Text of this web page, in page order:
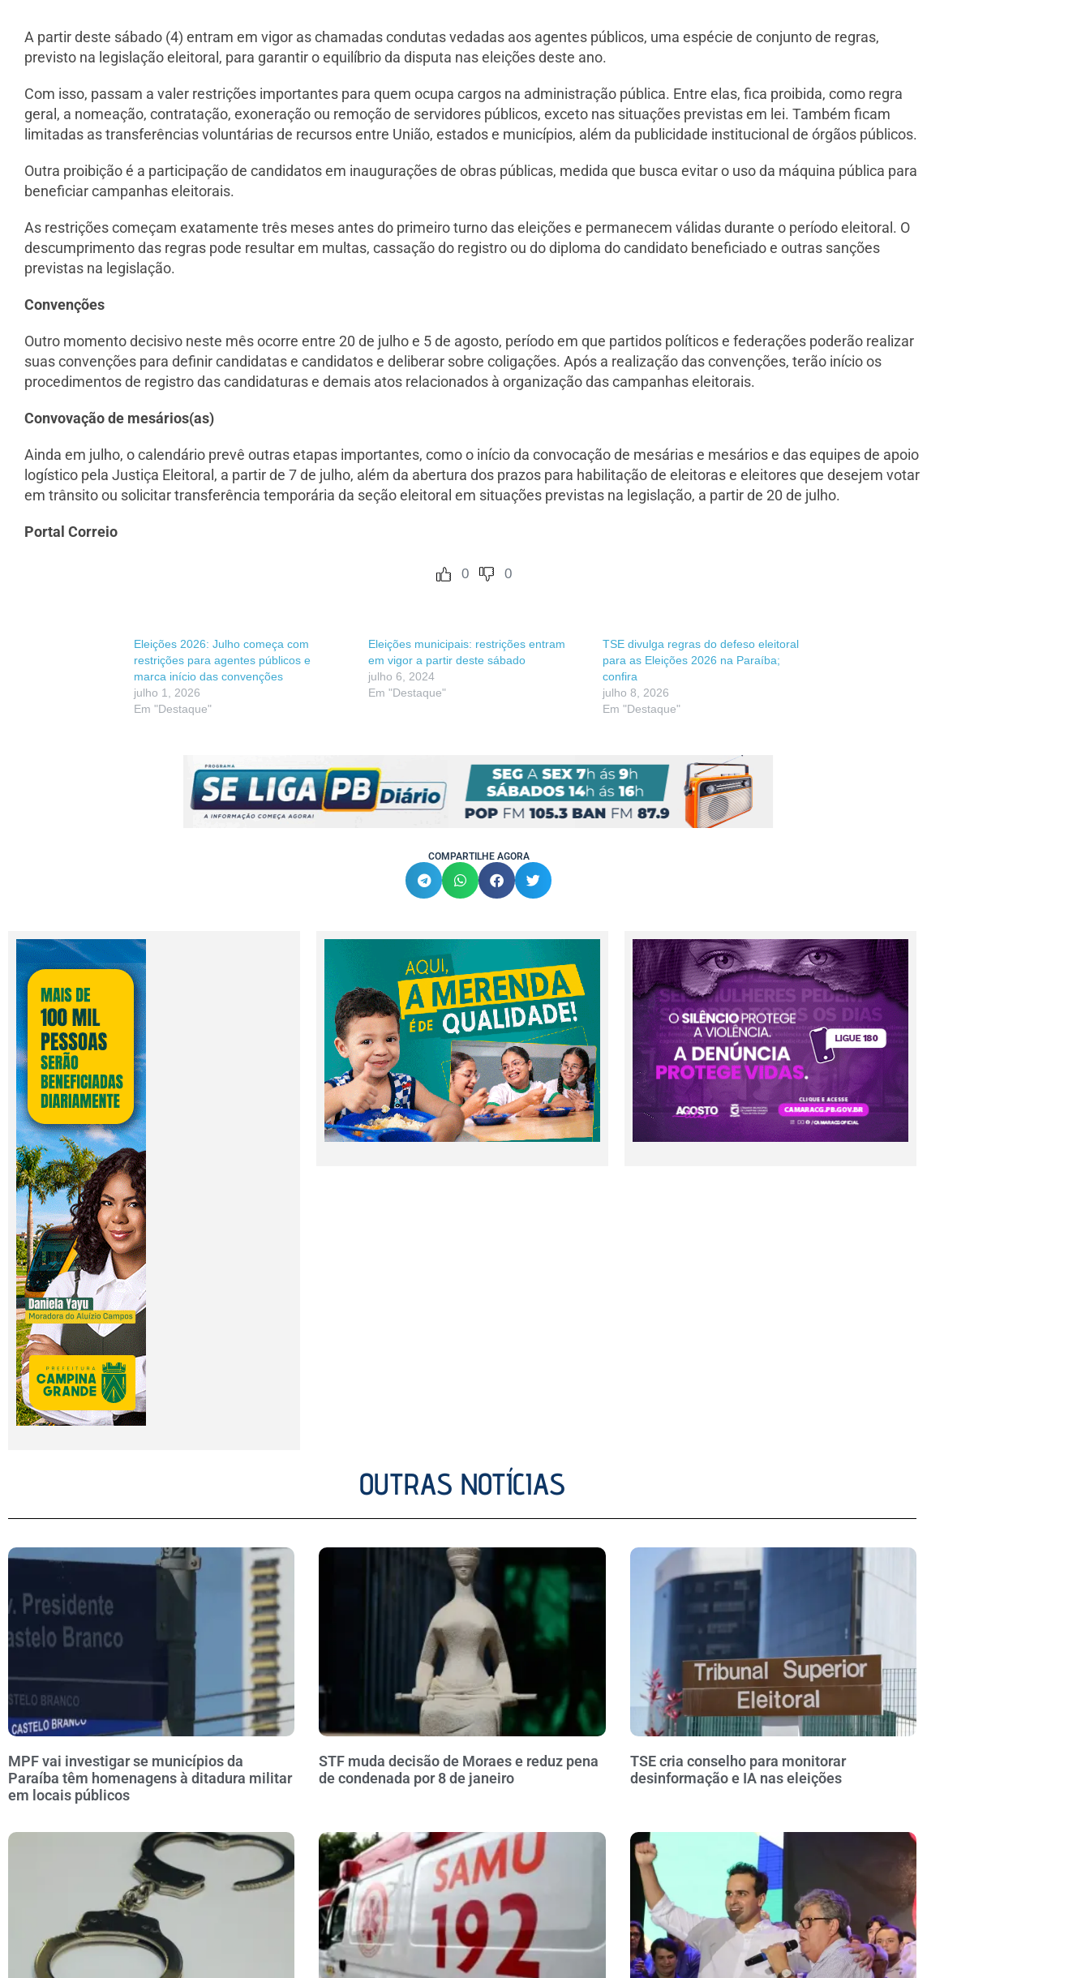
A partir deste sábado (4) entram em vigor as chamadas condutas vedadas aos agentes públicos, uma espécie de conjunto de regras,
previsto na legislação eleitoral, para garantir o equilíbrio da disputa nas eleições deste ano.
Com isso, passam a valer restrições importantes para quem ocupa cargos na administração pública. Entre elas, fica proibida, como regra
geral, a nomeação, contratação, exoneração ou remoção de servidores públicos, exceto nas situações previstas em lei. Também ficam
limitadas as transferências voluntárias de recursos entre União, estados e municípios, além da publicidade institucional de órgãos públicos.
Outra proibição é a participação de candidatos em inaugurações de obras públicas, medida que busca evitar o uso da máquina pública para
beneficiar campanhas eleitorais.
As restrições começam exatamente três meses antes do primeiro turno das eleições e permanecem válidas durante o período eleitoral. O
descumprimento das regras pode resultar em multas, cassação do registro ou do diploma do candidato beneficiado e outras sanções
previstas na legislação.
Convenções
Outro momento decisivo neste mês ocorre entre 20 de julho e 5 de agosto, período em que partidos políticos e federações poderão realizar
suas convenções para definir candidatas e candidatos e deliberar sobre coligações. Após a realização das convenções, terão início os
procedimentos de registro das candidaturas e demais atos relacionados à organização das campanhas eleitorais.
Convovação de mesários(as)
Ainda em julho, o calendário prevê outras etapas importantes, como o início da convocação de mesárias e mesários e das equipes de apoio
logístico pela Justiça Eleitoral, a partir de 7 de julho, além da abertura dos prazos para habilitação de eleitoras e eleitores que desejem votar
em trânsito ou solicitar transferência temporária da seção eleitoral em situações previstas na legislação, a partir de 20 de julho.
Portal Correio
0 0
Eleições 2026: Julho começa com
restrições para agentes públicos e
marca início das convenções
julho 1, 2026
Em "Destaque"
Eleições municipais: restrições entram
em vigor a partir deste sábado
julho 6, 2024
Em "Destaque"
TSE divulga regras do defeso eleitoral
para as Eleições 2026 na Paraíba;
confira
julho 8, 2026
Em "Destaque"
COMPARTILHE AGORA
OUTRAS NOTÍCIAS
MPF vai investigar se municípios da
Paraíba têm homenagens à ditadura militar
em locais públicos
STF muda decisão de Moraes e reduz pena
de condenada por 8 de janeiro
TSE cria conselho para monitorar
desinformação e IA nas eleições